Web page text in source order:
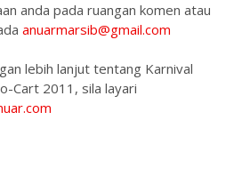
anda pada ruangan komen atau
anuarmarsib@gmail.com
lebih lanjut tentang Karnival
Cart 2011, sila layari